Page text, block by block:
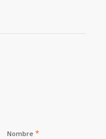
Nombre *